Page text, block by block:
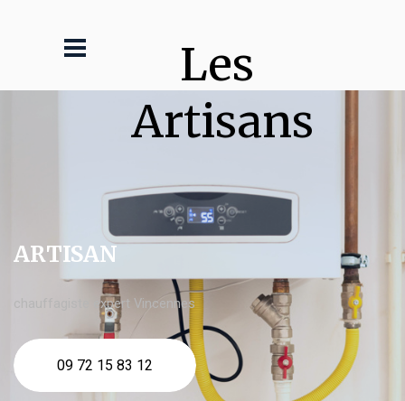
Les
Artisans
ARTISAN
chauffagiste expert Vincennes
09 72 15 83 12